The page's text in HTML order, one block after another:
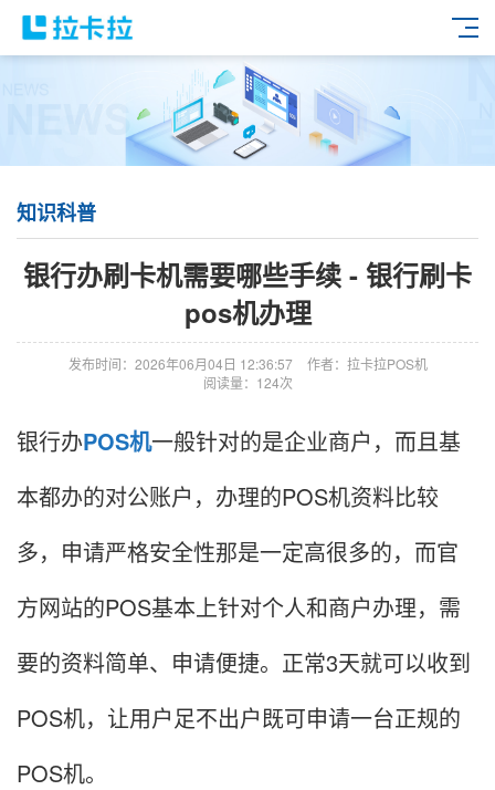
知识科普
银行办刷卡机需要哪些手续 - 银行刷卡
pos机办理
发布时间：2026年06月04日 12:36:57
作者：拉卡拉POS机
阅读量：124次
银行办POS机一般针对的是企业商户，而且基
本都办的对公账户，办理的POS机资料比较
多，申请严格安全性那是一定高很多的，而官
方网站的POS基本上针对个人和商户办理，需
要的资料简单、申请便捷。正常3天就可以收到
POS机，让用户足不出户既可申请一台正规的
POS机。